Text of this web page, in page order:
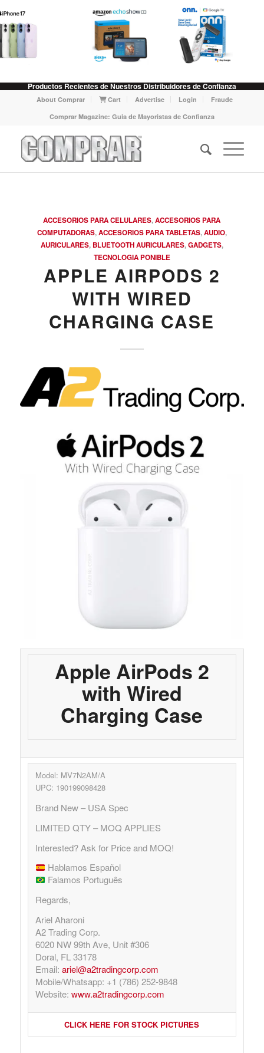
Productos Recientes de Nuestros Distribuidores de Confianza
About Comprar Cart Advertise Login
Fraude
Comprar Magazine: Guia de Mayoristas de Confianza
ACCESORIOS PARA CELULARES,ACCESORIOS PARA
COMPUTADORAS,ACCESORIOS PARA TABLETAS,AUDIO,
AURICULARES, BLUETOOTH AURICULARES,GADGETS,
TECNOLOGIA PONIBLE
APPLE AIRPODS 2
WITH WIRED
CHARGING CASE
Apple AirPods 2
with Wired
Charging Case
Model: MV7N2AM/A
UPC: 190199098428
Brand New – USA Spec
LIMITED QTY – MOQ APPLIES
Interested? Ask for Price and MOQ!
Hablamos Español
Falamos Português
Regards,
Ariel Aharoni
A2 Trading Corp.
6020 NW 99th Ave, Unit #306
Doral, FL 33178
Email: ariel@a2tradingcorp.com
Mobile/Whatsapp: +1 (786) 252-9848
Website: www.a2tradingcorp.com
CLICK HERE FOR STOCK PICTURES